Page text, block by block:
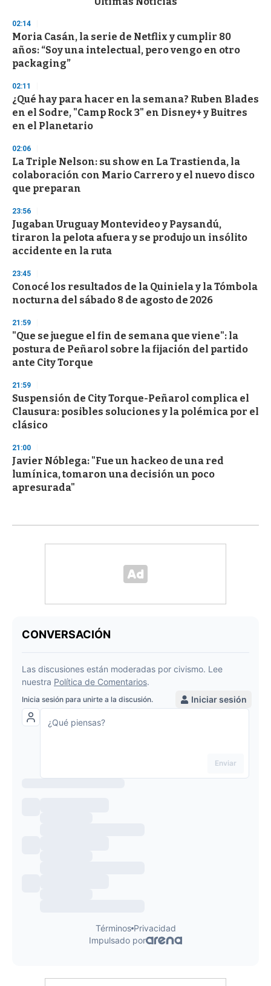
d
s
o
f
3
s
c
o
n
02:14
Moria Casán, la serie de Netflix y cumplir 80
años: “Soy una intelectual, pero vengo en otro
packaging”
02:11
¿Qué hay para hacer en la semana? Ruben Blades
en el Sodre, "Camp Rock 3" en Disney+ y Buitres
en el Planetario
02:06
La Triple Nelson: su show en La Trastienda, la
colaboración con Mario Carrero y el nuevo disco
que preparan
23:56
Jugaban Uruguay Montevideo y Paysandú,
tiraron la pelota afuera y se produjo un insólito
accidente en la ruta
23:45
Conocé los resultados de la Quiniela y la Tómbola
nocturna del sábado 8 de agosto de 2026
21:59
"Que se juegue el fin de semana que viene": la
postura de Peñarol sobre la fijación del partido
ante City Torque
21:59
Suspensión de City Torque-Peñarol complica el
Clausura: posibles soluciones y la polémica por el
clásico
21:00
Javier Nóblega: "Fue un hackeo de una red
lumínica, tomaron una decisión un poco
apresurada"